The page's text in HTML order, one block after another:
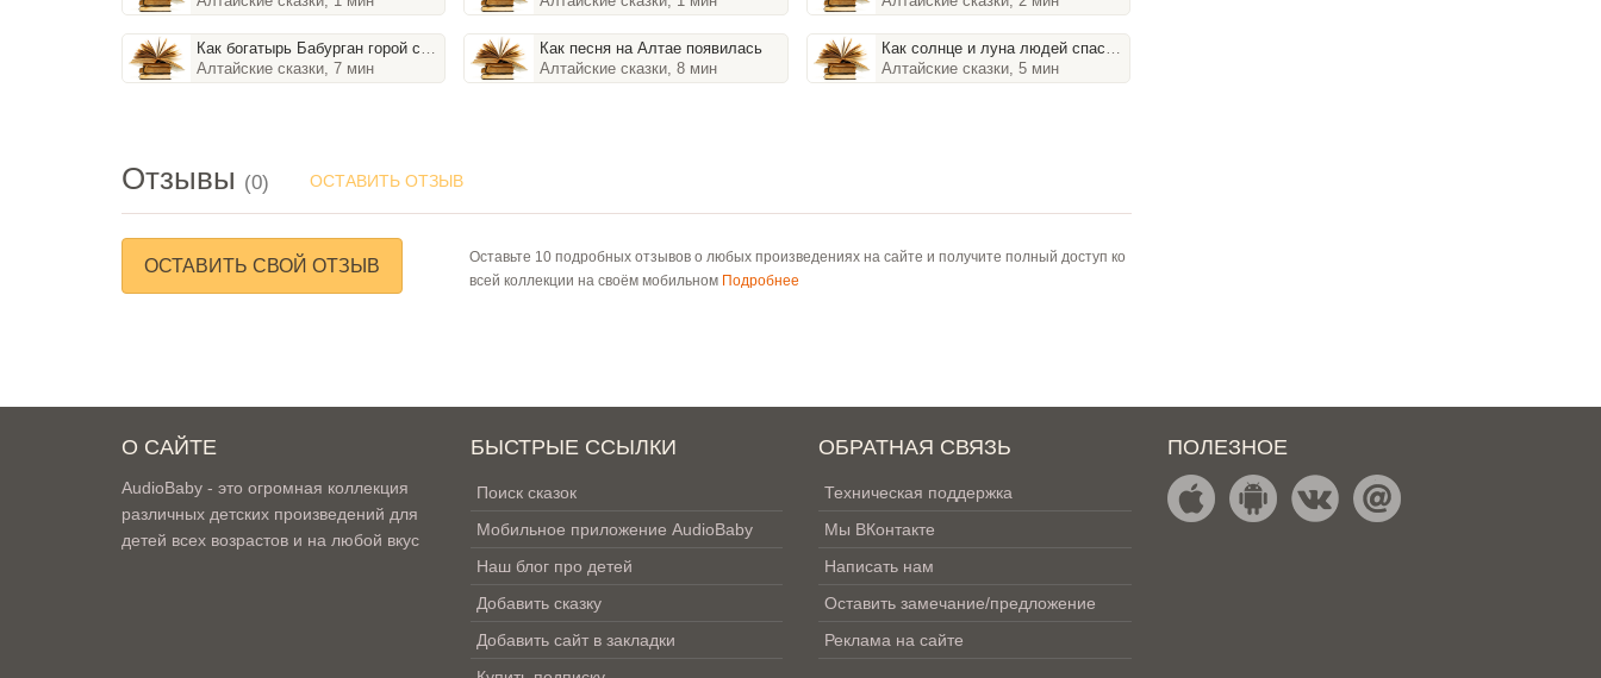
Как богатырь Бабурган горой стал
Алтайские сказки, 7 мин
Как песня на Алтае появилась
Алтайские сказки, 8 мин
Как солнце и луна людей спасли
Алтайские сказки, 5 мин
Отзывы (0) ОСТАВИТЬ ОТЗЫВ
ОСТАВИТЬ СВОЙ ОТЗЫВ
Оставьте 10 подробных отзывов о любых произведениях на сайте и получите полный доступ ко
всей коллекции на своём мобильном Подробнее
О САЙТЕ
AudioBaby - это огромная коллекция
различных детских произведений для
детей всех возрастов и на любой вкус
БЫСТРЫЕ ССЫЛКИ
Поиск сказок
Мобильное приложение AudioBaby
Наш блог про детей
Добавить сказку
Добавить сайт в закладки
ОБРАТНАЯ СВЯЗЬ
Техническая поддержка
Мы ВКонтакте
Написать нам
Оставить замечание/предложение
Реклама на сайте
ПОЛЕЗНОЕ